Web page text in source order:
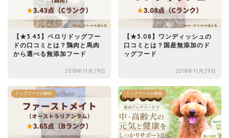
【★3.43】ペロリドッグフー
ドの口コミとは？鶏肉と馬肉
から選べる無添加フード
2018年11月29日
【★3.08】ワンディッシュの
口コミとは？国産無添加のド
ッグフード
2018年11月29日
ドッグフードの解析 ドッグフードの解析